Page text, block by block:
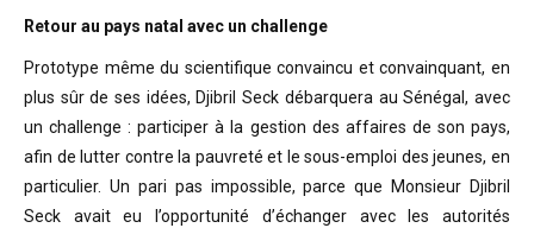
Retour au pays natal avec un challenge
Prototype même du scientifique convaincu et convainquant, en
plus sûr de ses idées, Djibril Seck débarquera au Sénégal, avec
un challenge : participer à la gestion des affaires de son pays,
afin de lutter contre la pauvreté et le sous-emploi des jeunes, en
particulier. Un pari pas impossible, parce que Monsieur Djibril
Seck avait eu l’opportunité d’échanger avec les autorités